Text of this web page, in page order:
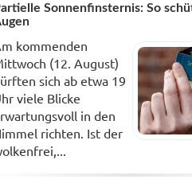
Sonnenfinsternis: So
kommenden
(12. August)
sich ab etwa 19
viele Blicke
in den
richten. Ist der